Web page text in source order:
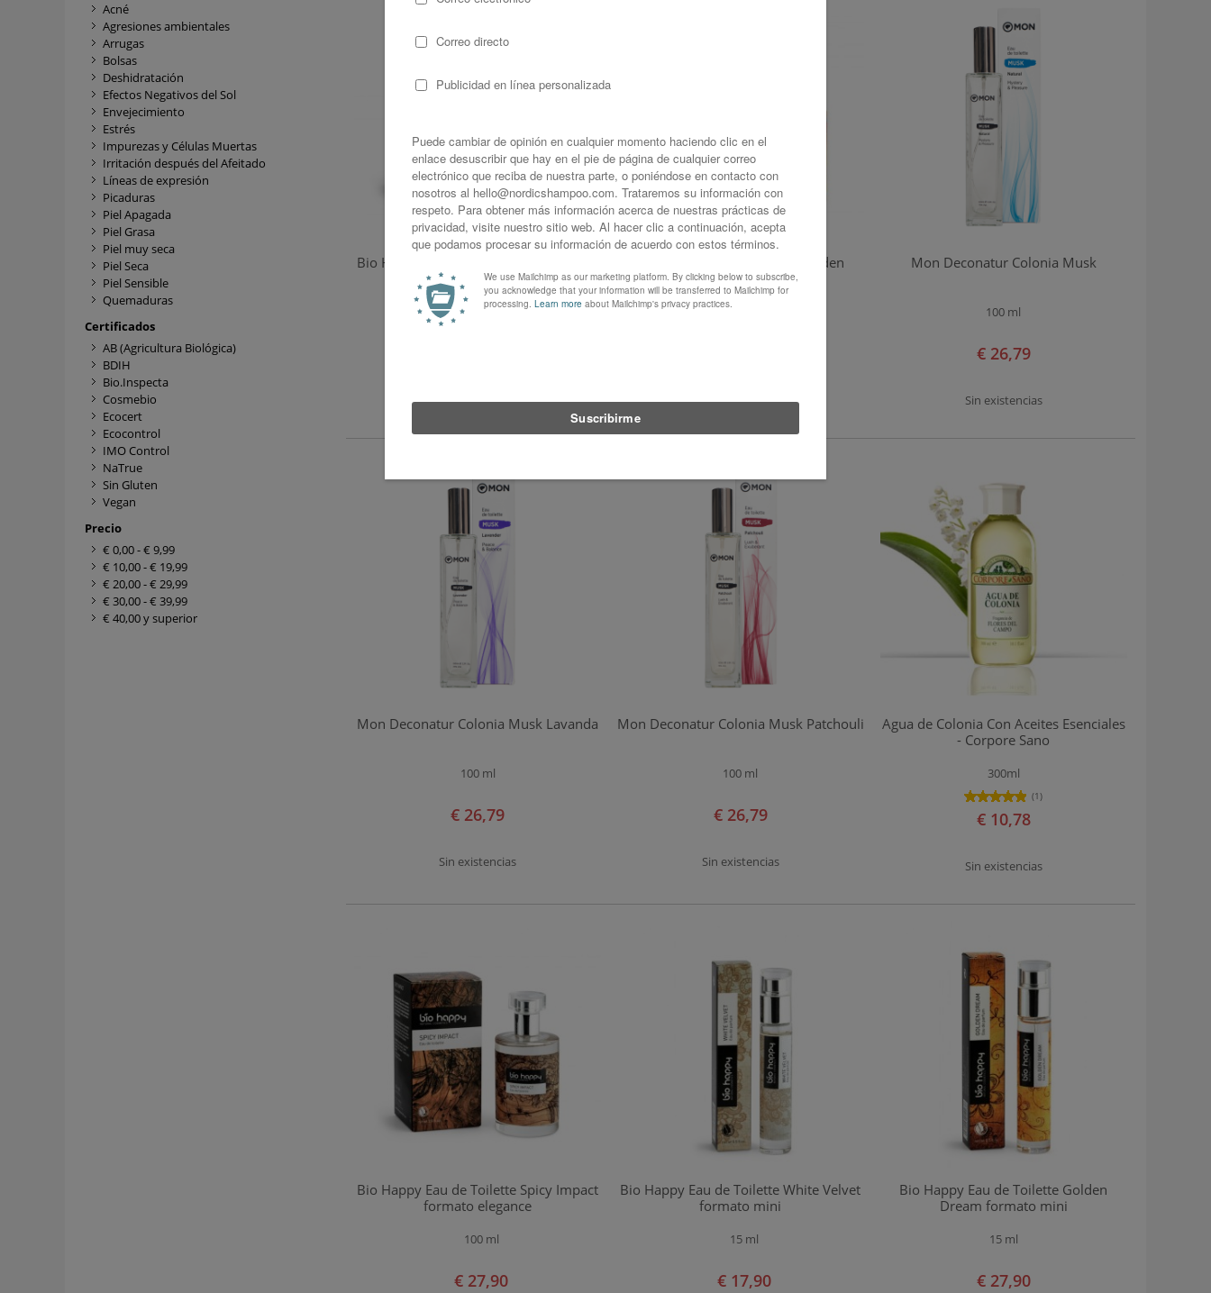
Bio Happy Eau de Toilette White Velvet
formato elegance
100 ml
Sin existencias
Bio Happy Eau de Toilette Golden
Dream formato elegance
100 ml
Sin existencias
Mon Deconatur Colonia Musk
100 ml
€ 26,79
Sin existencias
Mon Deconatur Colonia Musk Lavanda
100 ml
€ 26,79
Sin existencias
Mon Deconatur Colonia Musk Patchouli
100 ml
€ 26,79
Sin existencias
Agua de Colonia Con Aceites Esenciales
- Corpore Sano
300ml
(1)
€ 10,78
Sin existencias
Bio Happy Eau de Toilette Spicy Impact
formato elegance
100 ml
€ 27,90
Bio Happy Eau de Toilette White Velvet
formato mini
15 ml
€ 17,90
Bio Happy Eau de Toilette Golden
Dream formato mini
15 ml
€ 27,90
Acné
Agresiones ambientales
Arrugas
Bolsas
Deshidratación
Efectos Negativos del Sol
Envejecimiento
Estrés
Impurezas y Células Muertas
Irritación después del Afeitado
Líneas de expresión
Picaduras
Piel Apagada
Piel Grasa
Piel muy seca
Piel Seca
Piel Sensible
Quemaduras
Certificados
AB (Agricultura Biológica)
BDIH
Bio.Inspecta
Cosmebio
Ecocert
Ecocontrol
IMO Control
NaTrue
Sin Gluten
Vegan
Precio
€ 0,00-€ 9,99
€ 10,00-€ 19,99
€ 20,00-€ 29,99
€ 30,00-€ 39,99
€ 40,00y superior